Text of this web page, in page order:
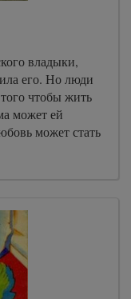
владыки,
его. Но люди
чтобы жить
может ей
может стать